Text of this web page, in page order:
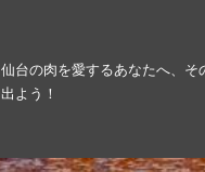
仙台の肉を愛するあなたへ、そ
出よう！